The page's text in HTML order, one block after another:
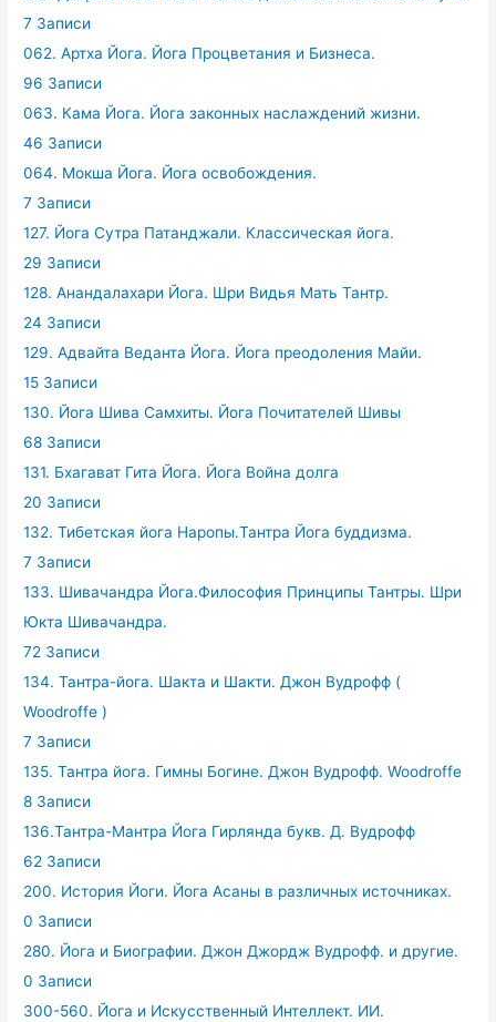
7 Записи
062. Артха Йога. Йога Процветания и Бизнеса.
96 Записи
063. Кама Йога. Йога законных наслаждений жизни.
46 Записи
064. Мокша Йога. Йога освобождения.
7 Записи
127. Йога Сутра Патанджали. Классическая йога.
29 Записи
128. Анандалахари Йога. Шри Видья Мать Тантр.
24 Записи
129. Адвайта Веданта Йога. Йога преодоления Майи.
15 Записи
130. Йога Шива Самхиты. Йога Почитателей Шивы
68 Записи
131. Бхагават Гита Йога. Йога Война долга
20 Записи
132. Тибетская йога Наропы.Тантра Йога буддизма.
7 Записи
133. Шивачандра Йога.Философия Принципы Тантры. Шри
Юкта Шивачандра.
72 Записи
134. Тантра-йога. Шакта и Шакти. Джон Вудрофф (
Woodroffe )
7 Записи
135. Тантра йога. Гимны Богине. Джон Вудрофф. Woodroffe
8 Записи
136.Тантра-Мантра Йога Гирлянда букв. Д. Вудрофф
62 Записи
200. История Йоги. Йога Асаны в различных источниках.
0 Записи
280. Йога и Биографии. Джон Джордж Вудрофф. и другие.
0 Записи
300-560. Йога и Искусственный Интеллект. ИИ.